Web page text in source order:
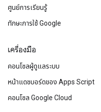
ศูนย์การเรียนรู้
ทักษะการใช้ Google
เครื่องมือ
คอนโซลผู้ดูแลระบบ
หน้าแดชบอร์ดของ Apps Script
คอนโซล Google Cloud